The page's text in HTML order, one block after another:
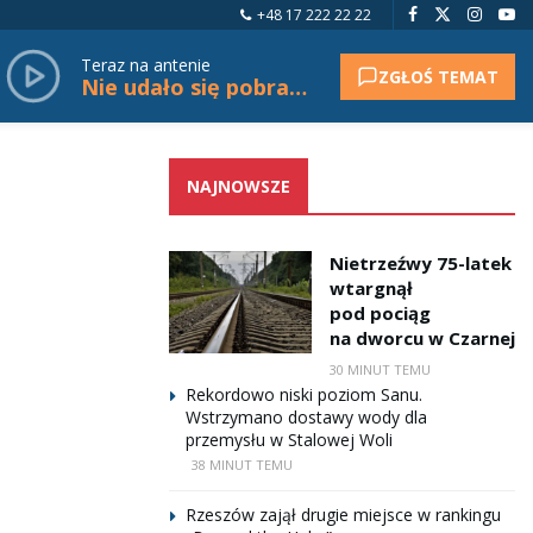
+48 17 222 22 22
Teraz na antenie
Nie udało się pobrać tytułu. ZGŁOŚ TEMAT
NAJNOWSZE
Nietrzeźwy 75-latek
wtargnął
pod pociąg
na dworcu w Czarnej
30 MINUT TEMU
Rekordowo niski poziom Sanu.
Wstrzymano dostawy wody dla
przemysłu w Stalowej Woli
38 MINUT TEMU
Rzeszów zajął drugie miejsce w rankingu